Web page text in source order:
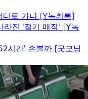
디로 가나 [Y녹취록]
라진 '절기 매직' [Y녹
시간' 손볼까 [굿모닝